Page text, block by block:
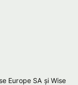
Europe SA și Wise